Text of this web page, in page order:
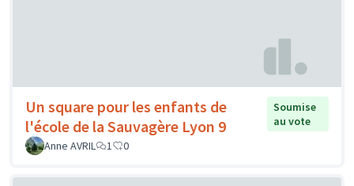
Un square pour les enfants de
l'école de la Sauvagère Lyon 9
Soumise
au vote
Anne AVRIL
1 0